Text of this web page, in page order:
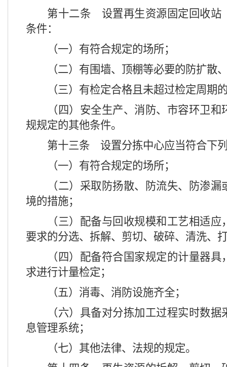
第十二条 设置再生资源固定回收站
条件：
（一）有符合规定的场所；
（二）有围墙、顶棚等必要的防扩散
（三）有检定合格且未超过检定周期
（四）安全生产、消防、市容环卫
规规定的其他条件。
第十三条 设置分拣中心应当符合下
（一）有符合规定的场所；
（二）采取防扬散、防流失、防渗
境的措施；
（三）配备与回收规模和工艺相适
要求的分选、拆解、剪切、破碎、清洗、
（四）配备符合国家规定的计量器
求进行计量检定；
（五）消毒、消防设施齐全；
（六）具备对分拣加工过程实时数
息管理系统；
（七）其他法律、法规的规定。